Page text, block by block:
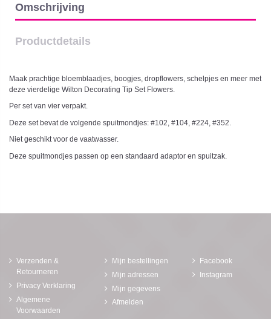
Omschrijving
Productdetails
Maak prachtige bloemblaadjes, boogjes, dropflowers, schelpjes en meer met
deze vierdelige Wilton Decorating Tip Set Flowers.
Per set van vier verpakt.
Deze set bevat de volgende spuitmondjes: #102, #104, #224, #352.
Niet geschikt voor de vaatwasser.
Deze spuitmondjes passen op een standaard adaptor en spuitzak.
Verzenden &
Retourneren
Privacy Verklaring
Algemene
Voorwaarden
Mijn bestellingen
Mijn adressen
Mijn gegevens
Afmelden
Facebook
Instagram